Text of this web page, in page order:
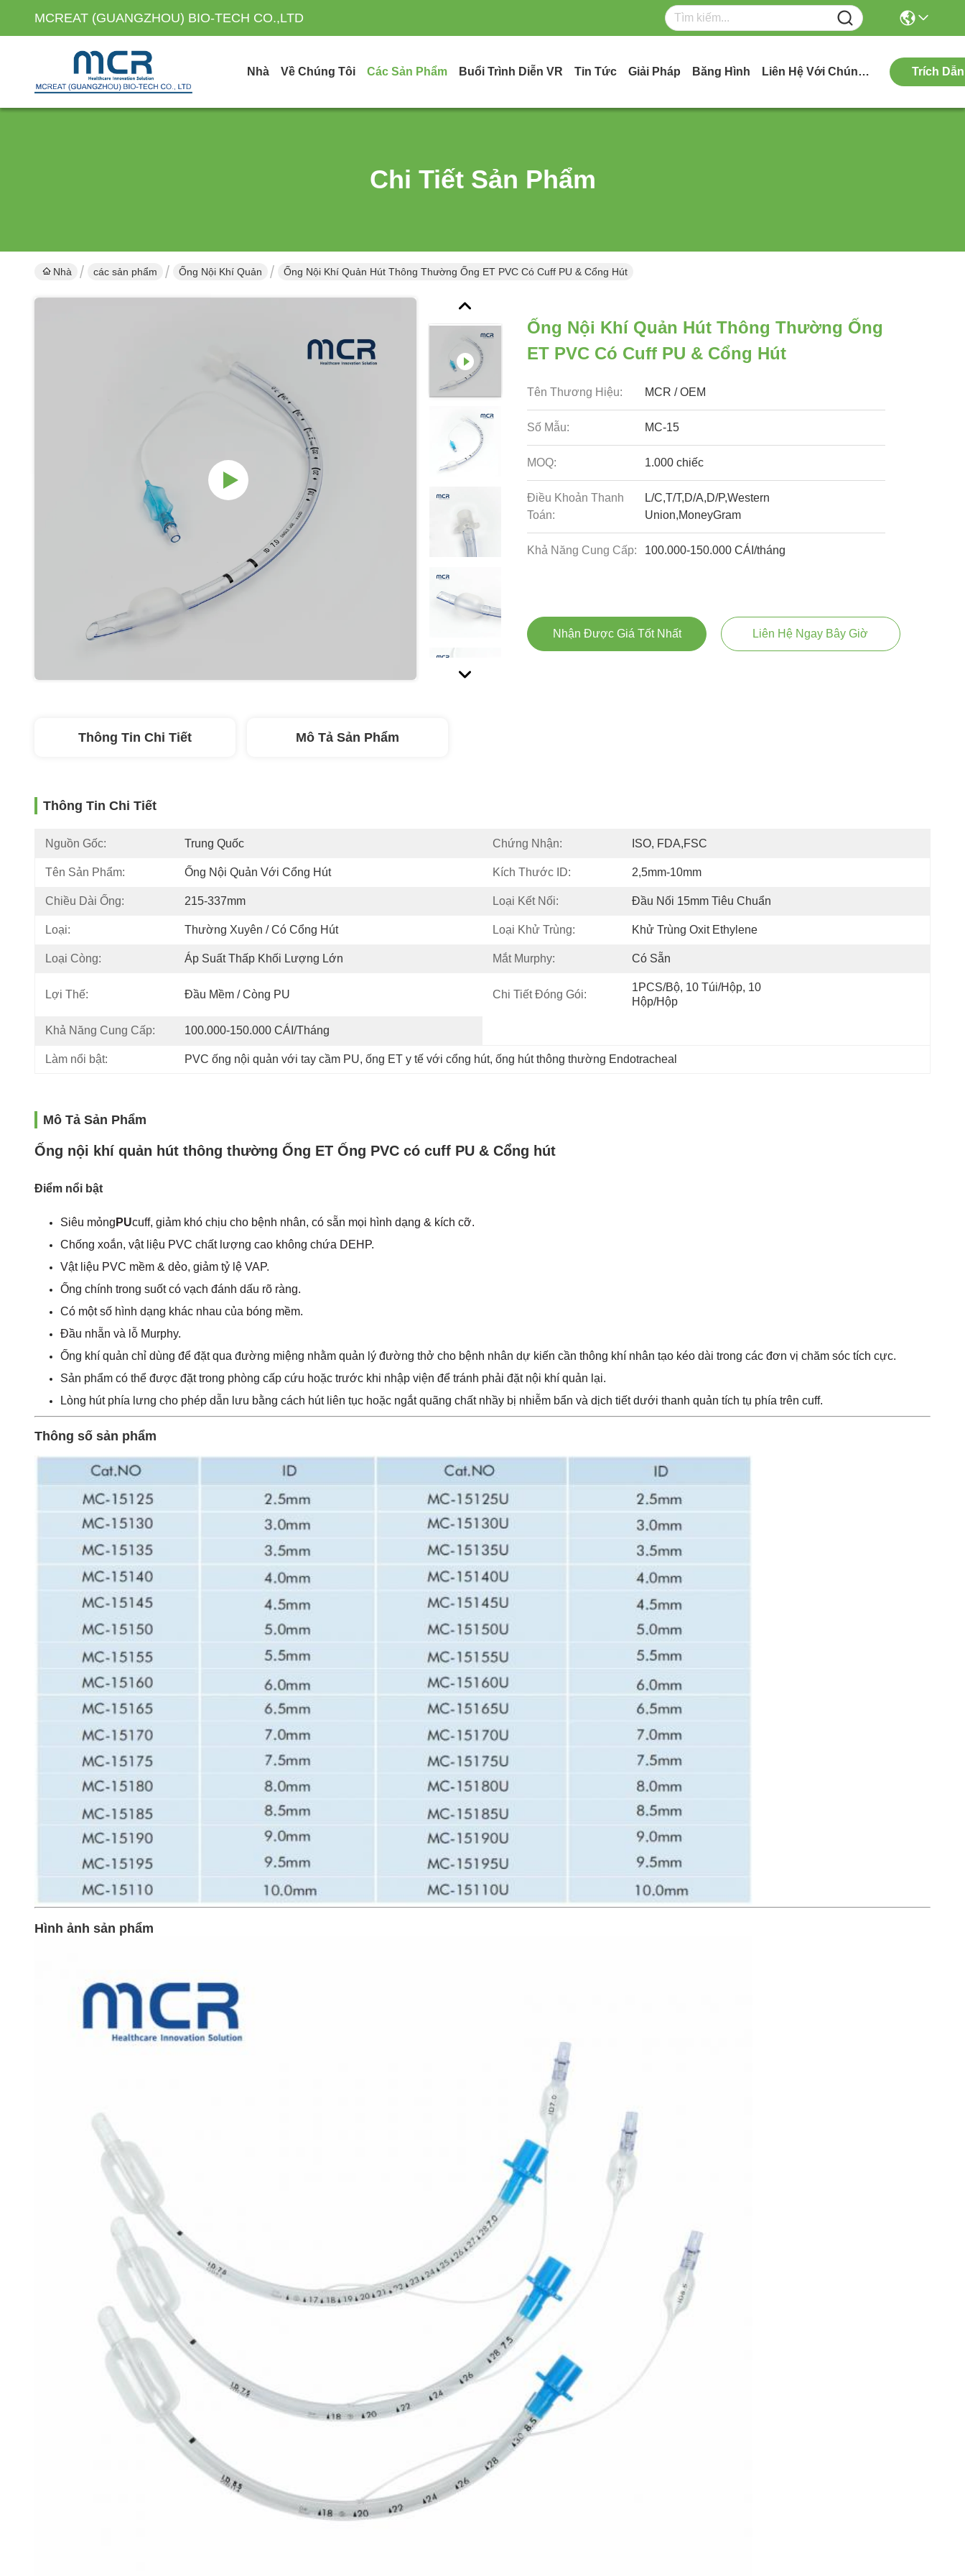
MCREAT (GUANGZHOU) BIO-TECH CO.,LTD
Nhà Về Chúng Tôi Các Sản Phẩm Buổi Trình Diễn VR Tin Tức Giải Pháp Băng Hình Liên Hệ Với Chúng Tôi Trích Dẫn
Chi Tiết Sản Phẩm
Nhà các sản phẩm Ống Nội Khí Quản Ống Nội Khí Quản Hút Thông Thường Ống ET PVC Có Cuff PU & Cổng Hút
Ống Nội Khí Quản Hút Thông Thường Ống
ET PVC Có Cuff PU & Cổng Hút
Tên Thương Hiệu: MCR / OEM
Số Mẫu: MC-15
MOQ: 1.000 chiếc
Điều Khoản Thanh
Toán:
L/C,T/T,D/A,D/P,Western
Union,MoneyGram
Khả Năng Cung Cấp: 100.000-150.000 CÁI/tháng
Nhận Được Giá Tốt Nhất Liên Hệ Ngay Bây Giờ
Thông Tin Chi Tiết Mô Tả Sản Phẩm
Thông Tin Chi Tiết
Nguồn Gốc: Trung Quốc Chứng Nhận: ISO, FDA,FSC
Tên Sản Phẩm: Ống Nội Quản Với Cổng Hút Kích Thước ID: 2,5mm-10mm
Chiều Dài Ống: 215-337mm Loại Kết Nối: Đầu Nối 15mm Tiêu Chuẩn
Loại: Thường Xuyên / Có Cổng Hút Loại Khử Trùng: Khử Trùng Oxit Ethylene
Loại Còng: Áp Suất Thấp Khối Lượng Lớn Mắt Murphy: Có Sẵn
Lợi Thế: Đầu Mềm / Còng PU Chi Tiết Đóng Gói:
1PCS/Bộ, 10 Túi/hộp, 10
Hộp/hộp
Khả Năng Cung Cấp: 100.000-150.000 CÁI/tháng
Làm nổi bật: PVC ống nội quản với tay cầm PU, ống ET y tế với cổng hút, ống hút thông thường Endotracheal
Mô Tả Sản Phẩm
Ống nội khí quản hút thông thường Ống ET Ống PVC có cuff PU & Cổng hút
Điểm nổi bật
Siêu mỏng PUcuff, giảm khó chịu cho bệnh nhân, có sẵn mọi hình dạng & kích cỡ.
Chống xoắn, vật liệu PVC chất lượng cao không chứa DEHP.
Vật liệu PVC mềm & dẻo, giảm tỷ lệ VAP.
Ống chính trong suốt có vạch đánh dấu rõ ràng.
Có một số hình dạng khác nhau của bóng mềm.
Đầu nhẵn và lỗ Murphy.
Ống khí quản chỉ dùng để đặt qua đường miệng nhằm quản lý đường thở cho bệnh nhân dự kiến cần thông khí nhân tạo kéo dài trong các đơn vị chăm sóc tích cực.
Sản phẩm có thể được đặt trong phòng cấp cứu hoặc trước khi nhập viện để tránh phải đặt nội khí quản lại.
Lòng hút phía lưng cho phép dẫn lưu bằng cách hút liên tục hoặc ngắt quãng chất nhầy bị nhiễm bẩn và dịch tiết dưới thanh quản tích tụ phía trên cuff.
Thông số sản phẩm
Hình ảnh sản phẩm